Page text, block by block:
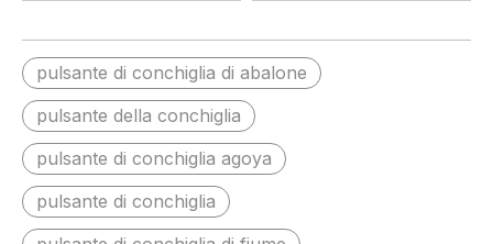
Bottone a conchiglia
bianco
camicia
pulsante di conchiglia di abalone
pulsante della conchiglia
pulsante di conchiglia agoya
pulsante di conchiglia